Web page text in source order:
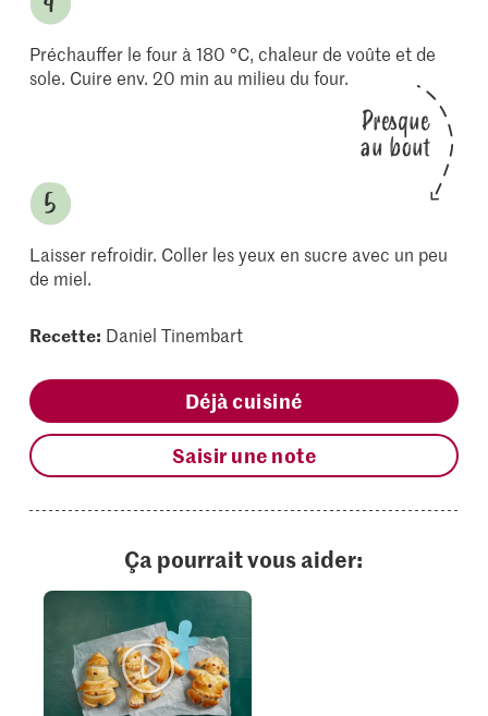
Préchauffer le four à 180 °C, chaleur de voûte et de
sole. Cuire env. 20 min au milieu du four.
Presque
au bout
Laisser refroidir. Coller les yeux en sucre avec un peu
de miel.
Recette: Daniel Tinembart
Déjà cuisiné
Saisir une note
Ça pourrait vous aider: